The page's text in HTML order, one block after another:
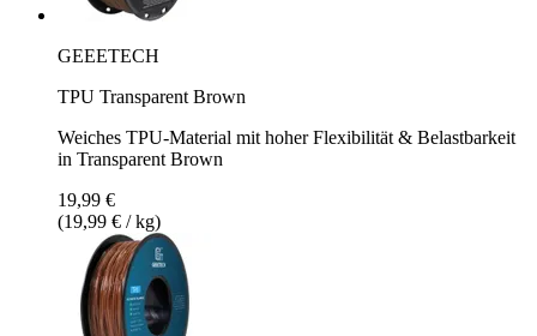
GEEETECH
TPU Transparent Brown
Weiches TPU-Material mit hoher Flexibilität & Belastbarkeit
in Transparent Brown
19,99 €
(19,99 € / kg)